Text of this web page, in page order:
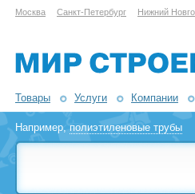
Москва Санкт-Петербург Нижний
Товары Услуги Компании
Например,полиэтиленовые трубы